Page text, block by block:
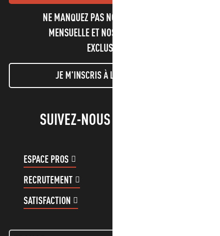
NE MANQUEZ PAS NOTRE NEWSLETTER
MENSUELLE ET NOS INFORMATIONS
EXCLUSIVES !
JE M'INSCRIS À LA NEWSLETTER
SUIVEZ-NOUS !
ESPACE PROS
RECRUTEMENT
SATISFACTION